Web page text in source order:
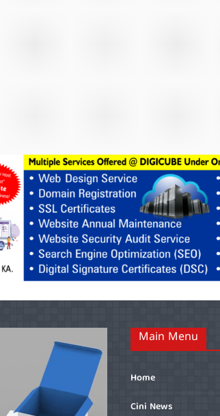
Main Menu
Home
Cini News